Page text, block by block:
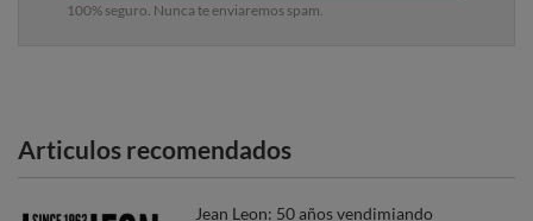
100% seguro. Nunca te enviaremos spam.
Articulos recomendados
Jean Leon: 50 años vendimiando